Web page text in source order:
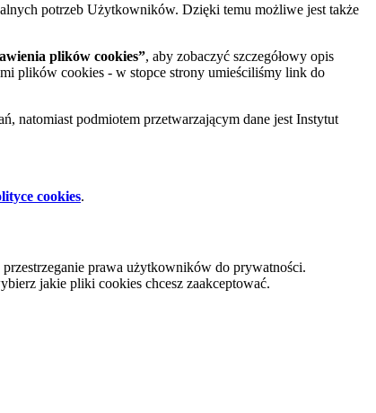
potrzeb Użytkowników. Dzięki temu możliwe jest także
plików cookies”, aby zobaczyć szczegółowy opis
plików cookies - w stopce strony umieściliśmy link do
natomiast podmiotem przetwarzającym dane jest Instytut
cookies.
prawa użytkowników do prywatności.
jakie pliki cookies chcesz zaakceptować.